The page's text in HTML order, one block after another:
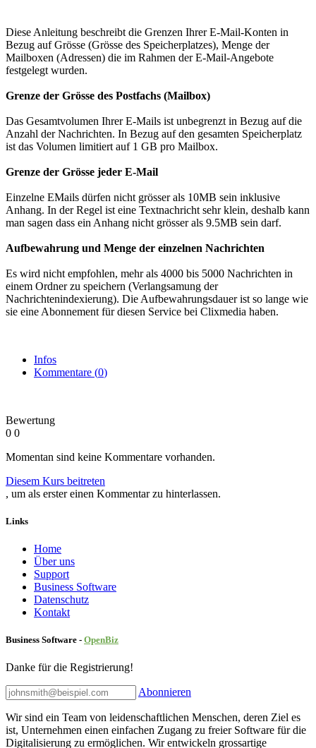
Diese Anleitung beschreibt die Grenzen Ihrer E-Mail-Konten in
Bezug auf Grösse (Grösse des Speicherplatzes), Menge der
Mailboxen (Adressen) die im Rahmen der E-Mail-Angebote
festgelegt wurden.
Grenze der Grösse des Postfachs (Mailbox)
Das Gesamtvolumen Ihrer E-Mails ist unbegrenzt in Bezug auf die
Anzahl der Nachrichten. In Bezug auf den gesamten Speicherplatz
ist das Volumen limitiert auf 1 GB pro Mailbox.
Grenze der Grösse jeder E-Mail
Einzelne EMails dürfen nicht grösser als 10MB sein inklusive
Anhang. In der Regel ist eine Textnachricht sehr klein, deshalb kann
man sagen dass ein Anhang nicht grösser als 9.5MB sein darf.
Aufbewahrung und Meng​e der einzelnen Nachrichten
Es wird nicht empfohlen, mehr als 4000 bis 5000 Nachrichten in
einem Ordner zu speichern (Verlangsamung der
Nachrichtenindexierung). Die Aufbewahrungsdauer ist so lange wie
sie eine Abonnement für diesen Service bei Clixmedia haben.
Infos
Kommentare (0)
Bewertung
0 0
Momentan sind keine Kommentare vorhanden.
Diesem Kurs beitreten
, um als erster einen Kommentar zu hinterlassen.
Links
Home
Über uns
Sup​port
Business Software
Datenschutz
Kontakt
Business Software - OpenBiz
Danke für die Registrierung!
Abonnieren
Wir sind ein Team von leidenschaftlichen Menschen, deren Ziel es
ist, Unternehmen einen einfachen Zugang zu freier Software für die
Digitalisierung zu ermöglichen. Wir entwickeln grossartige